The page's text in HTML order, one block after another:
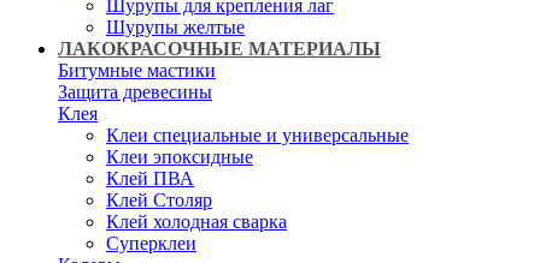
Шурупы для крепления лаг
Шурупы желтые
ЛАКОКРАСОЧНЫЕ МАТЕРИАЛЫ
Битумные мастики
Защита древесины
Клея
Клеи специальные и универсальные
Клеи эпоксидные
Клей ПВА
Клей Столяр
Клей холодная сварка
Суперклеи